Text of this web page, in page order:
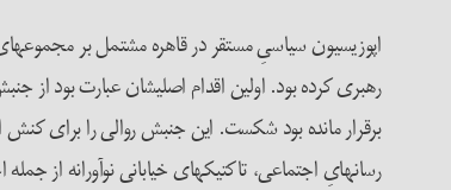
برقرار مانده بود شکست. این جنبش روالی را برای
رسانه­ایِ اجتماعی، تاکتیک­های خیابانی نوآورانه از